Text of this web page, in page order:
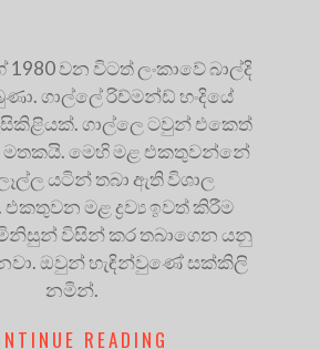
1980 වන විටත් ලංකාවේ බාල්දි
ගාල්ලේ රිච්මන්ඩ් හංදියේ
ගාල්ලෙ ටවුන් එකෙත්
මෙහි මළ එකතුවන්නේ
යටින් තබා ඇති විශාල
එකතුවන මළ ද්‍රව්‍ය ඉවත් කිරීම
විසින් කර තබාගෙන යනු
ඔවුන් හැඳින්වුණේ සක්කිලි
නමින්.
READING